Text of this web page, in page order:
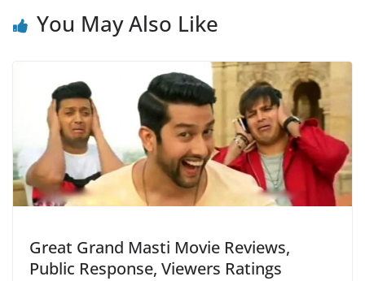
You May Also Like
Great Grand Masti Movie Reviews,
Public Response, Viewers Ratings